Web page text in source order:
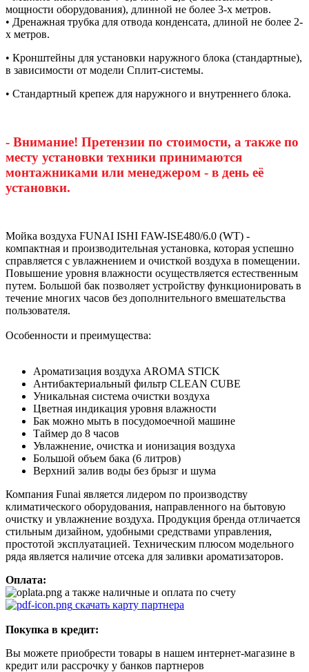
мощности оборудования), длинной не более 3-х метров.
• Дренажная трубка для отвода конденсата, длиной не более 2-
х метров.
• Кронштейны для установки наружного блока (стандартные),
в зависимости от модели Сплит-системы.
• Стандартный крепеж для наружного и внутреннего блока.
- Внимание! Претензии по стоимости, а также по
месту установки техники принимаются
монтажниками или менеджером - в день её
установки.
Мойка воздуха FUNAI ISHI FAW-ISE480/6.0 (WT) -
компактная и производительная установка, которая успешно
справляется с увлажнением и очисткой воздуха в помещении.
Повышение уровня влажности осуществляется естественным
путем. Большой бак позволяет устройству функционировать в
течение многих часов без дополнительного вмешательства
пользователя.
Особенности и преимущества:
Ароматизация воздуха AROMA STICK
Антибактериальный фильтр CLEAN CUBE
Уникальная система очистки воздуха
Цветная индикация уровня влажности
Бак можно мыть в посудомоечной машине
Таймер до 8 часов
Увлажнение, очистка и ионизация воздуха
Большой объем бака (6 литров)
Верхний залив воды без брызг и шума
Компания Funai является лидером по производству
климатического оборудования, направленного на бытовую
очистку и увлажнение воздуха. Продукция бренда отличается
стильным дизайном, удобными средствами управления,
простотой эксплуатацией. Техническим плюсом модельного
ряда является наличие отсека для заливки ароматизаторов.
Оплата:
а также наличные и оплата по счету
скачать карту партнера
Покупка в кредит:
Вы можете приобрести товары в нашем интернет-магазине в
кредит или рассрочку у банков партнеров